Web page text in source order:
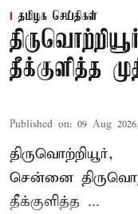
தமிழக செய்திகள்
தீக்குளித்த
Published on: 09 Aug
திருவொற்றியூர்,
சென்னை
தீக்குளித்த ...